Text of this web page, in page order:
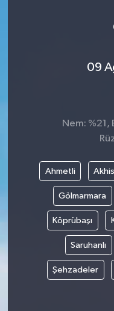
09
Nem: %21,
Ahmetli
Gölmarmara
Köprübaşı
Saruhanlı
Şehzadeler